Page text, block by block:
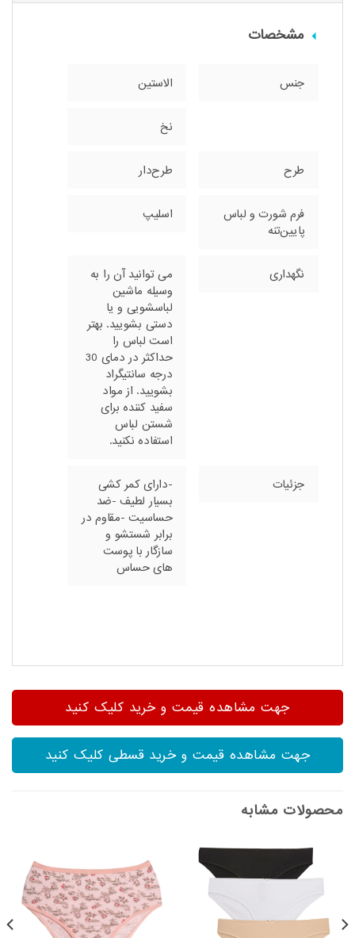
مشخصات
جنس الاستین
نخ
طرح طرح‌دار
فرم شورت و لباس
پایین‌تنه
اسلیپ
نگهداری
می توانید آن را به
وسیله ماشین
لباسشویی و یا
دستی بشویید. بهتر
است لباس را
حداکثر در دمای 30
درجه سانتیگراد
بشویید. از مواد
سفید کننده برای
شستن لباس
استفاده نکنید.
جزئیات
-دارای کمر کشی
بسیار لطیف -ضد
حساسیت -مقاوم در
برابر شستشو و
سازگار با پوست
های حساس
جهت مشاهده قیمت و خرید کلیک کنید
جهت مشاهده قیمت و خرید قسطی کلیک کنید
محصولات مشابه